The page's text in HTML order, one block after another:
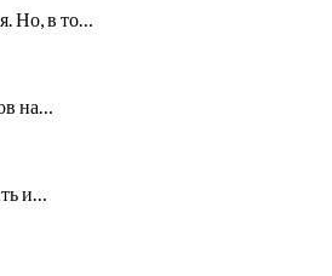
Но, в то…
на…
и…